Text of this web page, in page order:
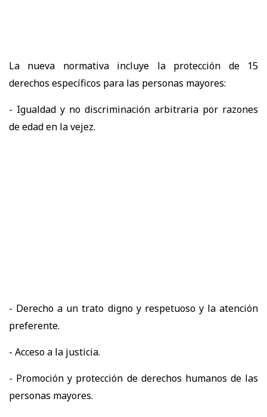
La nueva normativa incluye la protección de 15
derechos específicos para las personas mayores:
- Igualdad y no discriminación arbitraria por razones
de edad en la vejez.
- Derecho a un trato digno y respetuoso y la atención
preferente.
- Acceso a la justicia.
- Promoción y protección de derechos humanos de las
personas mayores.